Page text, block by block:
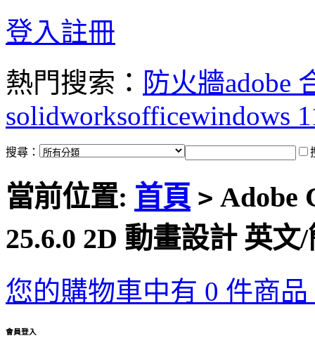
登入註冊
熱門搜索： 防火牆adobe
solidworksofficewindows
搜尋：
當前位置: 首頁 > Adobe
25.6.0 2D 動畫設計 英
您的購物車中有 0 件商
會員登入